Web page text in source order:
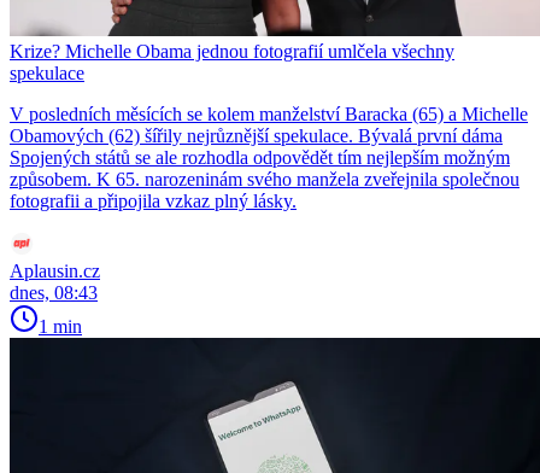
Krize? Michelle Obama jednou fotografií umlčela všechny
spekulace
V posledních měsících se kolem manželství Baracka (65) a Michelle
Obamových (62) šířily nejrůznější spekulace. Bývalá první dáma
Spojených států se ale rozhodla odpovědět tím nejlepším možným
způsobem. K 65. narozeninám svého manžela zveřejnila společnou
fotografii a připojila vzkaz plný lásky.
Aplausin.cz
dnes, 08:43
1 min